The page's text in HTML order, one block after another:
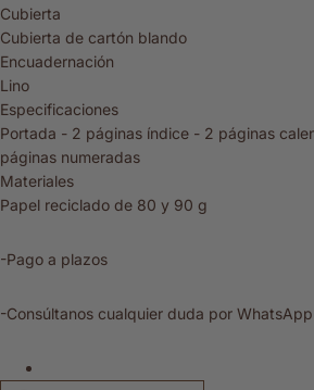
Cubierta
Cubierta de cartón blando
Encuadernación
Lino
Especificaciones
Portada - 2 páginas índice - 2 páginas
páginas numeradas
Materiales
Papel reciclado de 80 y 90 g
-Pago a plazos
-Consúltanos cualquier duda por WhatsApp